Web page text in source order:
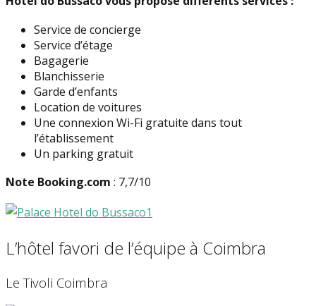
Service de concierge
Service d’étage
Bagagerie
Blanchisserie
Garde d’enfants
Location de voitures
Une connexion Wi-Fi gratuite dans tout
l’établissement
Un parking gratuit
Note Booking.com : 7,7/10
L’hôtel favori de l’équipe à Coimbra
Le Tivoli Coimbra